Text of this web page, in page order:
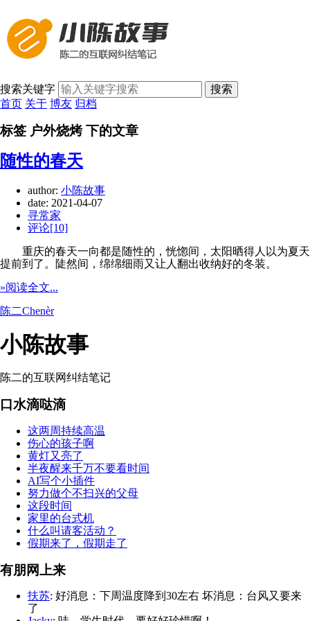
搜索关键字
搜索
首页 关于 博友 归档
标签 户外烧烤 下的文章
随性的春天
author: 小陈故事
date: 2021-04-07
寻常家
评论[10]
重庆的春天一向都是随性的，恍惚间，太阳晒得人以为夏天
提前到了。陡然间，绵绵细雨又让人翻出收纳好的冬装。
»阅读全文...
陈二Chenèr
小陈故事
陈二的互联网纠结笔记
口水滴哒滴
这两周持续高温
伤心的孩子啊
黄灯又亮了
半夜醒来千万不要看时间
AI写个小插件
努力做个不扫兴的父母
这段时间
家里的台式机
什么叫请客活动？
假期来了，假期走了
有朋网上来
扶苏: 好消息：下周温度降到30左右 坏消息：台风又要来
了